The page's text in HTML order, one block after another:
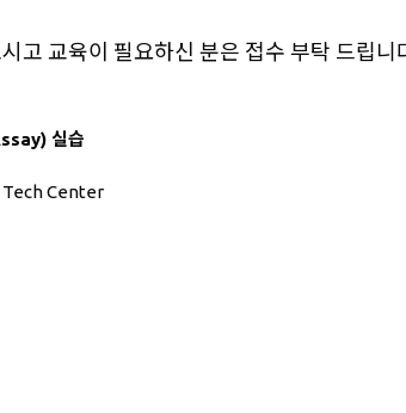
고 교육이 필요하신 분은 접수 부탁 드립니
실습
Tech Center